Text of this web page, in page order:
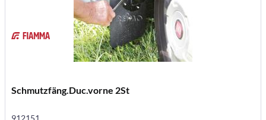
Schmutzfäng.Duc.vorne 2St